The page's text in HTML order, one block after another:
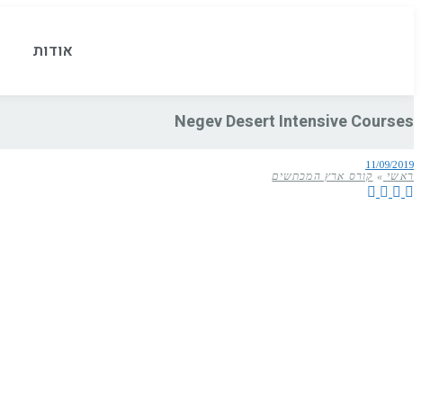
אודות
Negev Desert Intensive Courses
ראשי » קורס ארץ המכתשים
11/09/2019